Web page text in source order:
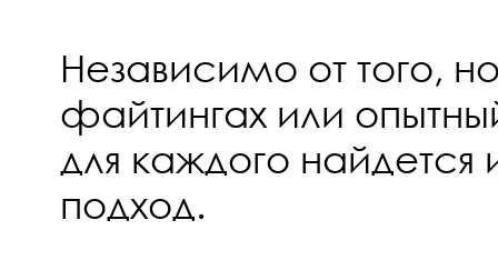
Независимо от того,
файтингах или
для каждого найдется
подход.